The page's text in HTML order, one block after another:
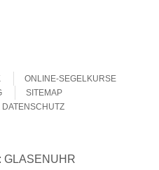
ONLINE-SEGELKURSE
SITEMAP
DATENSCHUTZ
GLASENUHR